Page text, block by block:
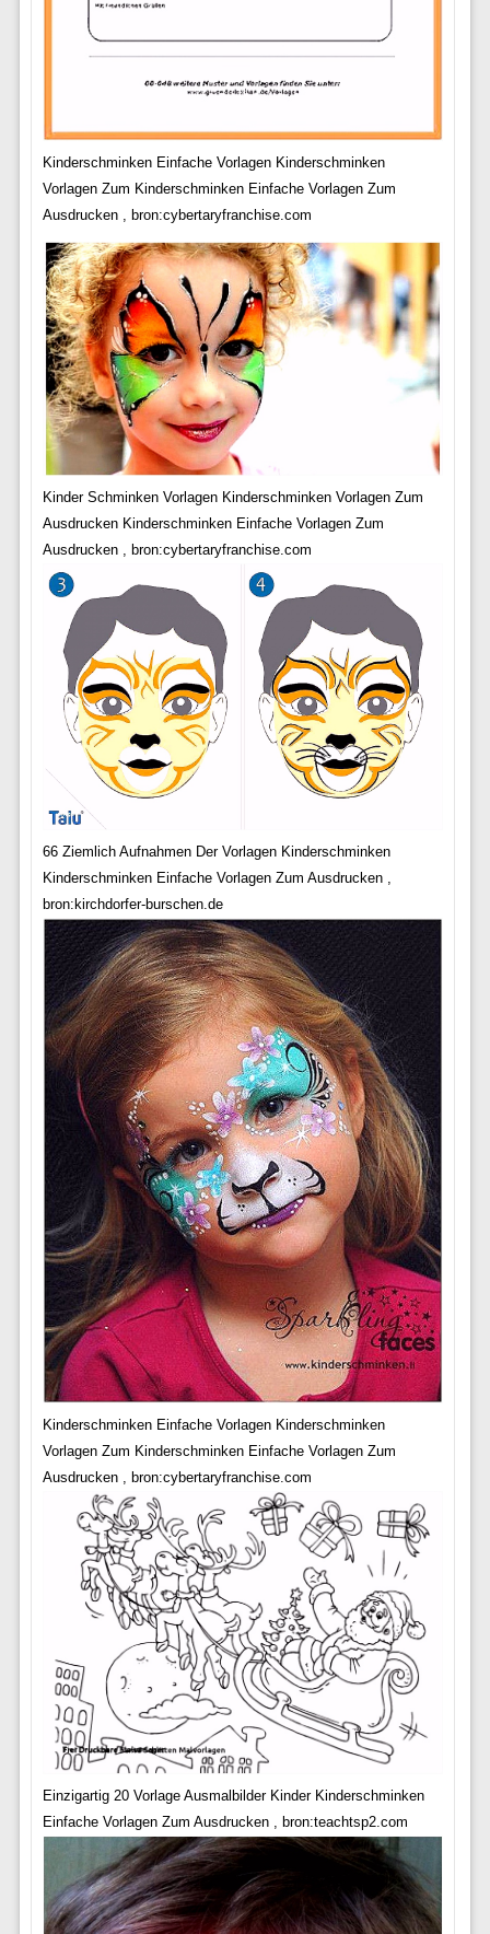
Kinderschminken Einfache Vorlagen Kinderschminken
Vorlagen Zum Kinderschminken Einfache Vorlagen Zum
Ausdrucken , bron:cybertaryfranchise.com
Kinder Schminken Vorlagen Kinderschminken Vorlagen Zum
Ausdrucken Kinderschminken Einfache Vorlagen Zum
Ausdrucken , bron:cybertaryfranchise.com
66 Ziemlich Aufnahmen Der Vorlagen Kinderschminken
Kinderschminken Einfache Vorlagen Zum Ausdrucken ,
bron:kirchdorfer-burschen.de
Kinderschminken Einfache Vorlagen Kinderschminken
Vorlagen Zum Kinderschminken Einfache Vorlagen Zum
Ausdrucken , bron:cybertaryfranchise.com
Einzigartig 20 Vorlage Ausmalbilder Kinder Kinderschminken
Einfache Vorlagen Zum Ausdrucken , bron:teachtsp2.com